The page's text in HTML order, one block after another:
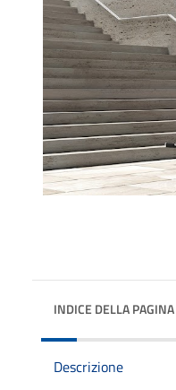
INDICE DELLA PAGINA
Descrizione